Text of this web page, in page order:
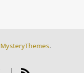
MysteryThemes.